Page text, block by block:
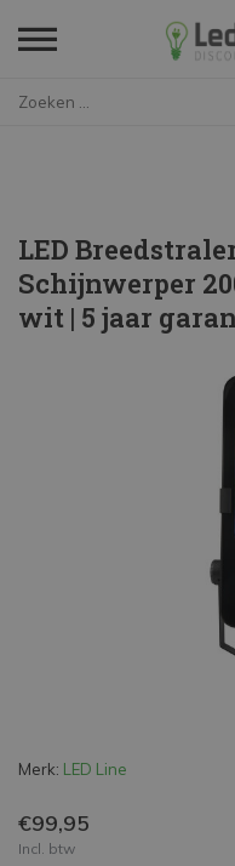
LED
Schijnwerper
wit | 5 jaar
Merk: LED Line
€99,95
Incl. btw